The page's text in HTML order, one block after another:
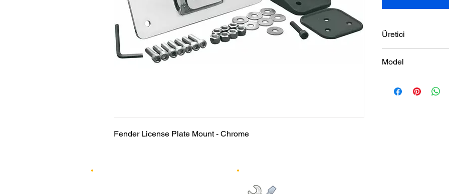
Fender License Plate Mount - Chrome
Üretici
Model